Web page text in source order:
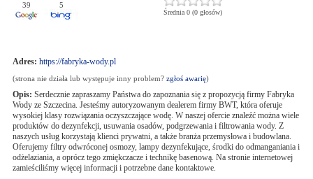
39 5
Średnia 0 (0 głosów)
Adres: https://fabryka-wody.pl
(strona nie działa lub występuje inny problem? zgłoś awarię)
Opis: Serdecznie zapraszamy Państwa do zapoznania się z propozycją firmy Fabryka
Wody ze Szczecina. Jesteśmy autoryzowanym dealerem firmy BWT, która oferuje
wysokiej klasy rozwiązania oczyszczające wodę. W naszej ofercie znaleźć można wiele
produktów do dezynfekcji, usuwania osadów, podgrzewania i filtrowania wody. Z
naszych usług korzystają klienci prywatni, a także branża przemysłowa i budowlana.
Oferujemy filtry odwróconej osmozy, lampy dezynfekujące, środki do odmanganiania i
odżelaziania, a oprócz tego zmiękczacze i technikę basenową. Na stronie internetowej
zamieściliśmy więcej informacji i potrzebne dane kontaktowe.